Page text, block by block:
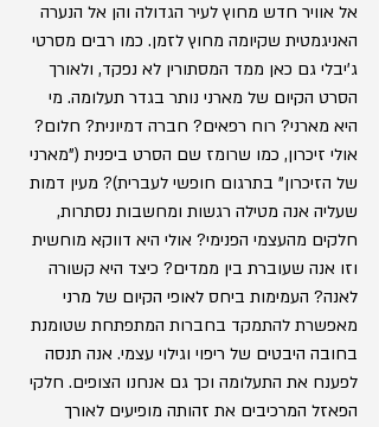
אל אוויר חדש מחוץ לעיר הגדולה והן אל הנערה
האניגמטית שקיומה מחוץ לזמן. כמו רבים מסרטי
ג'יבלי גם כאן ממד המסתורין לא נפקד, ולאורך
הסרט הקיום של מארני נותר בגדר תעלומה. מי
היא מארני? רוח רפאים? חברה דמיונית? חלום?
אולי זיכרון, כמו שרומז שם הסרט ביפנית ("מארני
של הזיכרון" בתרגום חופשי לעברית)? מעין דמות
שעליה אנה מטילה רגשות ומחשבות נסתרות,
חלקים מהעצמי הפנימי? אולי היא דווקא מוחשית
וזו אנה שעוברת בין ממדים? כיצד היא קשורה
לאנה? העמימות ביחס לאופי הקיום של מרני
מאפשרת להתמקד בחברות המתפתחת שטומנת
בחובה היבטים של ריפוי וגילוי עצמי. אנה תנסה
לפענח את התעלומה וכך גם אנחנו הצופים. חלקי
הפאזל המרכיבים את זהותה מופיעים לאורך